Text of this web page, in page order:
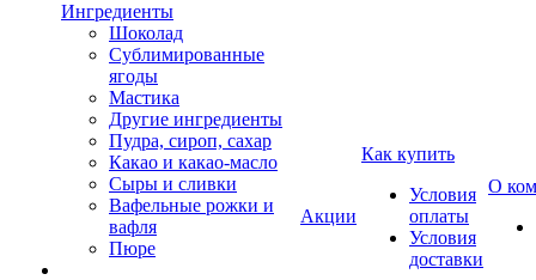
Ингредиенты
Шоколад
Сублимированные
ягоды
Мастика
Другие ингредиенты
Пудра, сироп, сахар
Какао и какао-масло
Сыры и сливки
Вафельные рожки и
вафля
Пюре
Акции
Как купить
Условия
оплаты
Условия
доставки
О